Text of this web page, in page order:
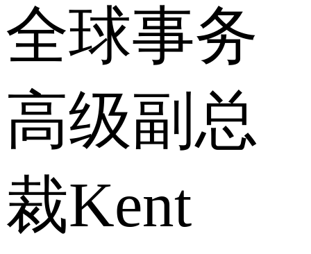
全球事务
高级副总
裁Kent